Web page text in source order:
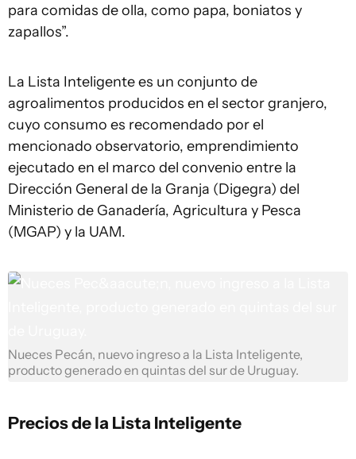
para comidas de olla, como papa, boniatos y
zapallos”.
La Lista Inteligente es un conjunto de
agroalimentos producidos en el sector granjero,
cuyo consumo es recomendado por el
mencionado observatorio, emprendimiento
ejecutado en el marco del convenio entre la
Dirección General de la Granja (Digegra) del
Ministerio de Ganadería, Agricultura y Pesca
(MGAP) y la UAM.
Nueces Pecán, nuevo ingreso a la Lista Inteligente,
producto generado en quintas del sur de Uruguay.
Precios de la Lista Inteligente